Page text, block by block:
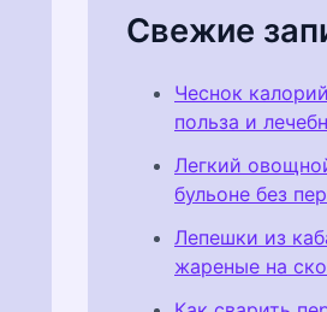
Свежие
Чеснок
польза и
Легкий
бульоне без
Лепешки из
жареные на